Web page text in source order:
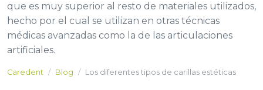
que es muy superior al resto de materiales utilizados,
hecho por el cual se utilizan en otras técnicas
médicas avanzadas como la de las articulaciones
artificiales.
Caredent Blog Los diferentes tipos de carillas estéticas